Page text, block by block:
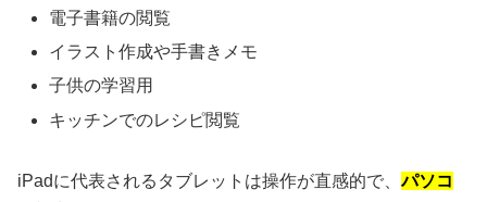
電子書籍の閲覧
イラスト作成や手書きメモ
子供の学習用
キッチンでのレシピ閲覧
iPadに代表されるタブレットは操作が直感的で、パソコ